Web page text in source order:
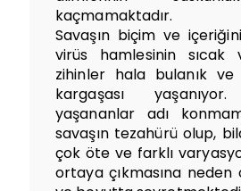
kaçmamaktadır.
Savaşın biçim ve
virüs hamlesinin sıcak
zihinler hala bulanık
kargaşası
yaşananlar adı
savaşın tezahürü olup,
çok öte ve farklı
ortaya çıkmasına